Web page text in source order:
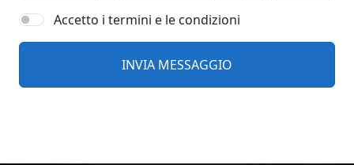
Accetto i termini e le condizioni